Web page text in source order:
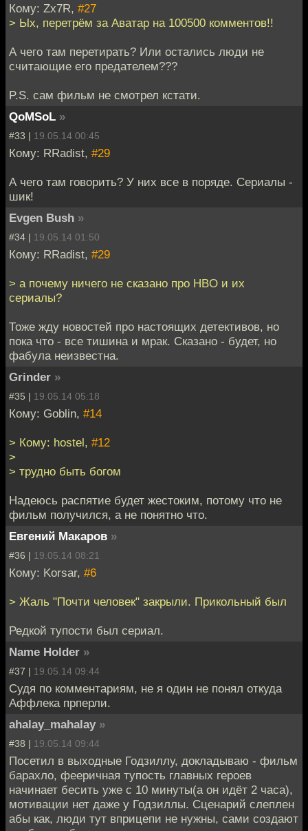
Кому: Zx7R, #27
> Ых, перетрём за Аватар на 100500 комментов!!
А чего там перетирать? Или остались люди не
считающие его предателем???
P.S. сам фильм не смотрел кстати.
QoMSoL »
#33 | 19.05.14 00:45
Кому: RRadist, #29
А чего там говорить? У них все в поряде. Сериалы -
шик!
Evgen Bush »
#34 | 19.05.14 01:50
Кому: RRadist, #29
> а почему ничего не сказано про HBO и их
сериалы?
Тоже жду новостей про настоящих детективов, но
пока что - все тишина и мрак. Сказано - будет, но
фабула неизвестна.
Grinder »
#35 | 19.05.14 05:18
Кому: Goblin, #14
> Кому: hostel, #12
>
> трудно быть богом
Надеюсь распятие будет жестоким, потому что не
фильм получился, а не понятно что.
Евгений Макаров »
#36 | 19.05.14 08:21
Кому: Korsar, #6
> Жаль "Почти человек" закрыли. Прикольный был
Редкой тупости был сериал.
Name Holder »
#37 | 19.05.14 09:44
Судя по комментариям, не я один не понял откуда
Аффлека прперли.
ahalay_mahalay »
#38 | 19.05.14 09:44
Посетил в выходные Годзиллу, докладываю - фильм
барахло, фееричная тупость главных героев
начинает бесить уже с 10 минуты(а он идёт 2 часа),
мотивации нет даже у Годзиллы. Сценарий слеплен
абы как, люди тут вприцепи не нужны, сами создают